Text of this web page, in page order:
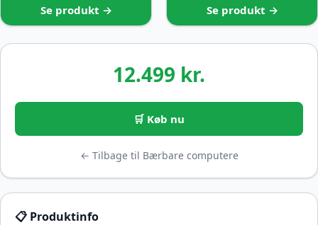
Se produkt → Se produkt →
12.499 kr.
🛒 Køb nu
← Tilbage til Bærbare computere
📋 Produktinfo